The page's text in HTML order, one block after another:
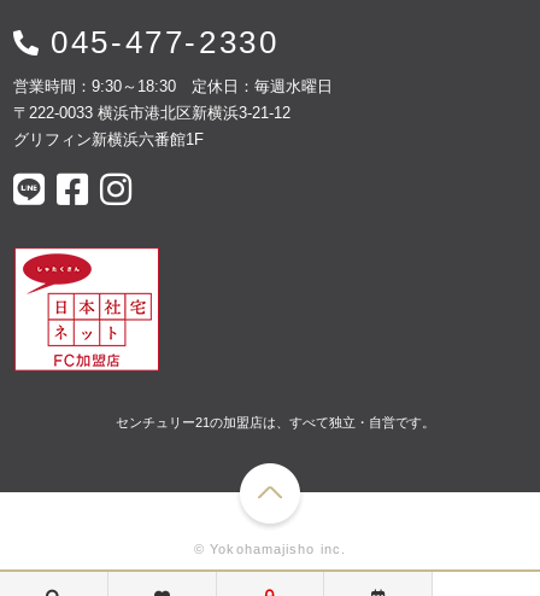
045-477-2330
営業時間：9:30～18:30 定休日：毎週水曜日
〒222-0033 横浜市港北区新横浜3-21-12
グリフィン新横浜六番館1F
センチュリー21の加盟店は、すべて独立・自営です。
© Yokohamajisho inc.